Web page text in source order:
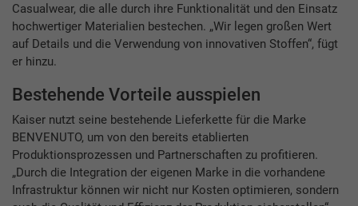
Casualwear, die alle durch ihre Funktionalität und den Einsatz
hochwertiger Materialien bestechen. „Wir legen großen Wert
auf Details und die Verwendung von innovativen Stoffen“, fügt
er hinzu.
Bestehende Vorteile ausspielen
Kaiser nutzt seine bestehende Lieferkette für die Marke
BENVENUTO, um von den bereits etablierten
Produktionsprozessen und Partnerschaften zu profitieren.
„Durch die Integration der eigenen Marke in die vorhandene
Infrastruktur können wir nicht nur Kosten optimieren, sondern